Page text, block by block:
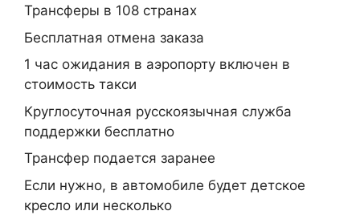
Трансферы в 108 странах
Бесплатная отмена заказа
1 час ожидания в аэропорту включен в
стоимость такси
Круглосуточная русскоязычная служба
поддержки бесплатно
Трансфер подается заранее
Если нужно, в автомобиле будет детское
кресло или несколько